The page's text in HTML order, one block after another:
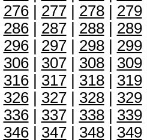
276| 277| 278| 279|
286| 287| 288| 289|
296| 297| 298| 299|
306| 307| 308| 309|
316| 317| 318| 319|
326| 327| 328| 329|
336| 337| 338| 339|
346| 347| 348| 349|